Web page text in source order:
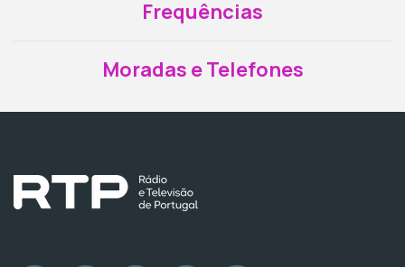
Frequências
Moradas e Telefones